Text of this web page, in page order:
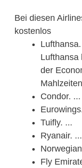
Bei diesen
kostenlos
Lufthansa
der
Condor. ...
Tuifly. ...
Ryanair. ...
Fly